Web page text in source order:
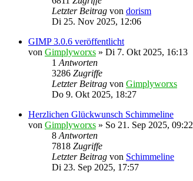
Letzter Beitrag von dorism
Di 25. Nov 2025, 12:06
GIMP 3.0.6 veröffentlicht
von Gimplyworxs » Di 7. Okt 2025, 16:13
1 Antworten
3286 Zugriffe
Letzter Beitrag von Gimplyworxs
Do 9. Okt 2025, 18:27
Herzlichen Glückwunsch Schimmeline
von Gimplyworxs » So 21. Sep 2025, 09:22
8 Antworten
7818 Zugriffe
Letzter Beitrag von Schimmeline
Di 23. Sep 2025, 17:57